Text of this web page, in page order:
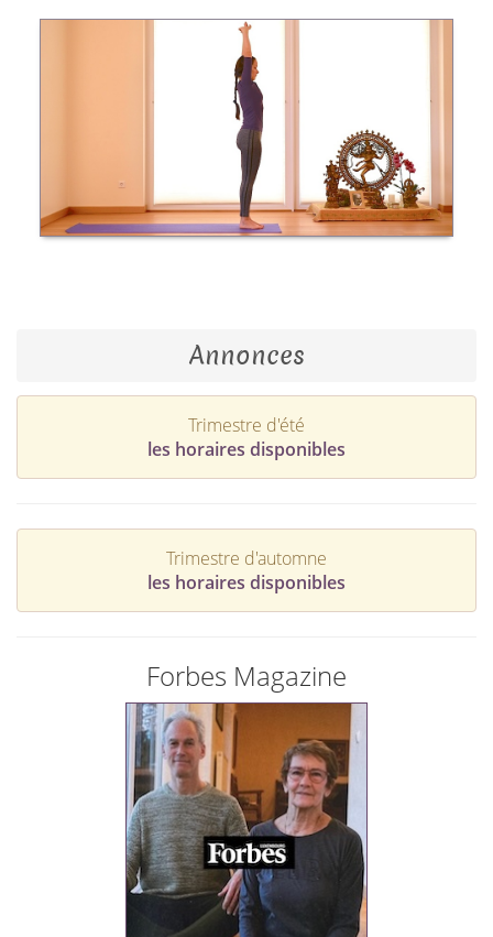
Annonces
Trimestre d'été
les horaires disponibles
Trimestre d'automne
les horaires disponibles
Forbes Magazine